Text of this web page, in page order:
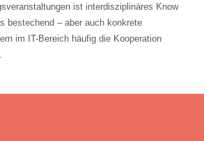
ist interdisziplinäres Know
bestechend – aber auch konkrete
im IT-Bereich häufig die Kooperation